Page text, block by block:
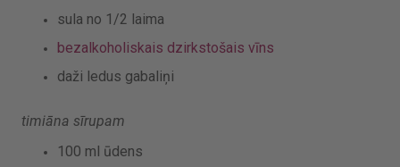
sula no 1/2 laima
bezalkoholiskais dzirkstošais vīns
daži ledus gabaliņi
timiāna sīrupam
100 ml ūdens